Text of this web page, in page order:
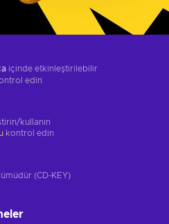
içinde etkinleştirilebilir
edin
kullanın
kontrol edin
(CD-KEY)